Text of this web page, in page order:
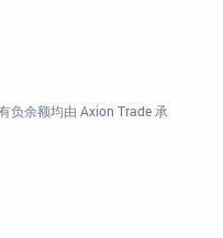
负余额均由 Axion Trade 承